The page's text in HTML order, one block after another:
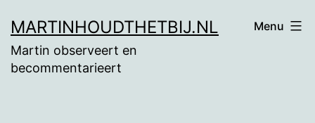
naar
de
MARTINHOUDTHETBIJ.NL
Martin observeert en
becommentarieert
Menu